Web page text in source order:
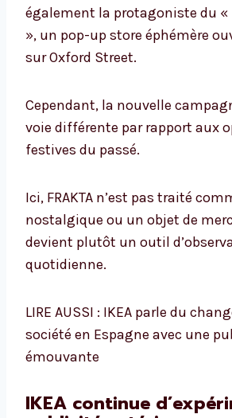
également la protagoniste du «
», un pop-up store éphémère
sur Oxford Street.
Cependant, la nouvelle
voie différente par rapport aux
festives du passé.
Ici, FRAKTA n’est pas traité
nostalgique ou un objet de
devient plutôt un outil
quotidienne.
LIRE AUSSI : IKEA parle du
société en Espagne avec une
émouvante
IKEA continue